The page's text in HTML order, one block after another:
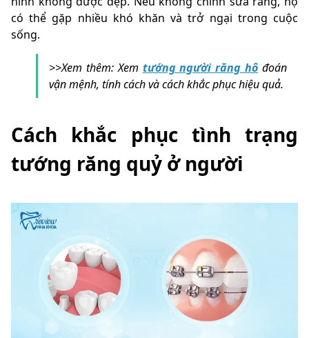
có thể gặp nhiều khó khăn và trở ngại trong cuộc
sống.
>>Xem thêm: Xem tướng người răng hô đoán
vận mệnh, tính cách và cách khắc phục hiệu quả.
Cách khắc phục tình trạng
tướng răng quỷ ở người